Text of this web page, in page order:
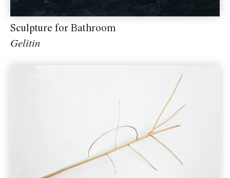
Sculpture for Bathroom
Gelitin